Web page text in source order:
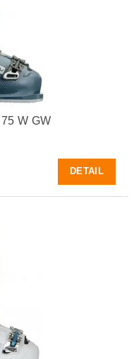
W GW
DETAIL